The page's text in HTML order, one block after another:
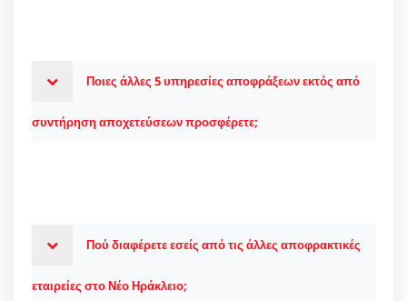
Ποιες άλλες 5 υπηρεσίες αποφράξεων εκτός από
συντήρηση αποχετεύσεων προσφέρετε;
Πού διαφέρετε εσείς από τις άλλες αποφρακτικές
εταιρείες στο Νέο Ηράκλειο;